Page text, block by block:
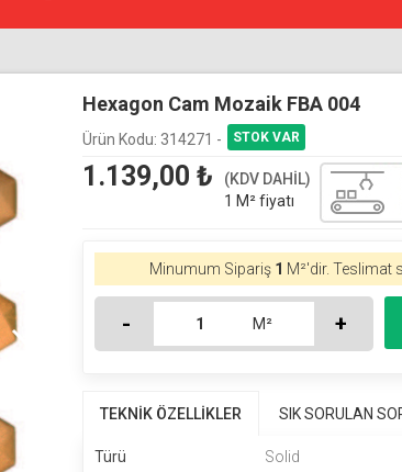
Hexagon Cam Mozaik FBA 004
Ürün Kodu: 314271 -
1.139,00 ₺
(KDV DAHİL)
1 M² fiyatı
Minumum Sipariş 1 M²'dir. Teslimat
- M² +
TEKNİK ÖZELLİKLER SIK SORULAN
Türü
Solid